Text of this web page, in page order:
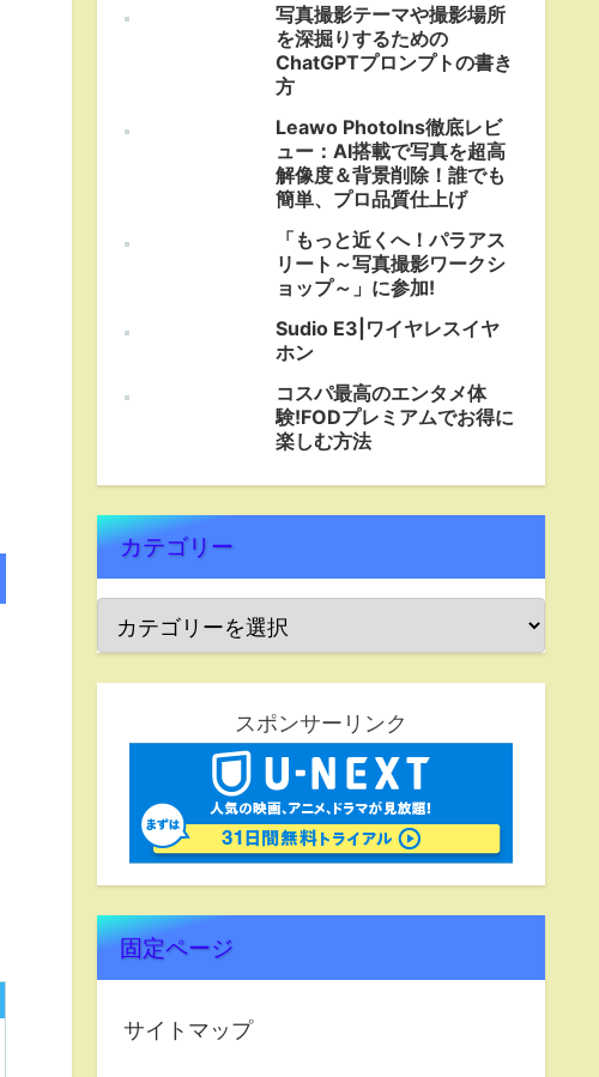
写真撮影テーマや撮影場所
を深掘りするための
ChatGPTプロンプトの書き
方
Leawo PhotoIns徹底レビ
ュー：AI搭載で写真を超高
解像度＆背景削除！誰でも
簡単、プロ品質仕上げ
「もっと近くへ！パラアス
リート～写真撮影ワークシ
ョップ～」に参加!
Sudio E3|ワイヤレスイヤ
ホン
コスパ最高のエンタメ体
験!FODプレミアムでお得に
楽しむ方法
カテゴリー
スポンサーリンク
固定ページ
サイトマップ